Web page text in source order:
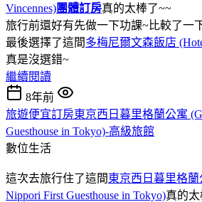
Vincennes)團體訂房真的太棒了~~
旅行前還好有先做一下功課~比較了一
最後選擇了這間多梅尼爾文森飯店
真是沒選錯~
繼續閱讀
8年前
旅遊便宜訂房東京西日暮里格蘭公寓
Guesthouse in Tokyo)-高級旅館
數位生活
這次去旅行住了這間東京西日暮里格蘭
Nippori First Guesthouse in Tokyo)真的